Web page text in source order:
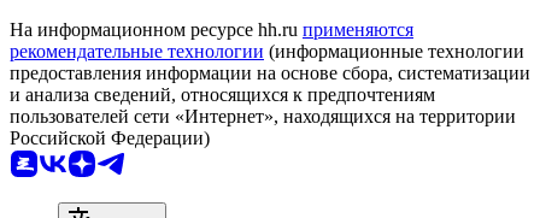
На информационном ресурсе hh.ru применяются
рекомендательные технологии (информационные технологии
предоставления информации на основе сбора, систематизации
и анализа сведений, относящихся к предпочтениям
пользователей сети «Интернет», находящихся на территории
Российской Федерации)